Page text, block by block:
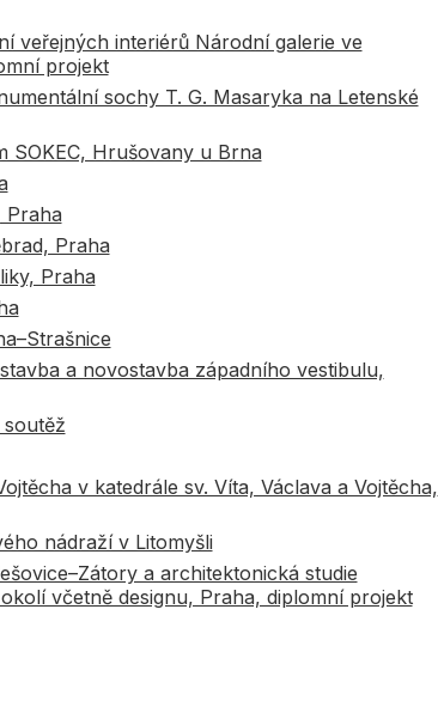
veřejných interiérů Národní galerie ve
projekt
sochy T. G. Masaryka na Letenské
Hrušovany u Brna
Praha
Praha
Praha
a novostavba západního vestibulu,
v katedrále sv. Víta, Václava a Vojtěcha,
nádraží v Litomyšli
a architektonická studie
včetně designu, Praha, diplomní projekt